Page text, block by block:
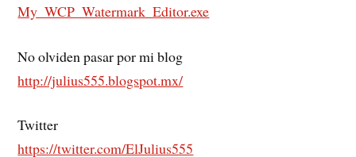
My_WCP_Watermark_Editor.exe
No olviden pasar por mi blog
http://julius555.blogspot.mx/
Twitter
https://twitter.com/ElJulius555